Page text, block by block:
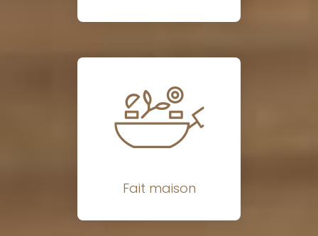
Fait maison